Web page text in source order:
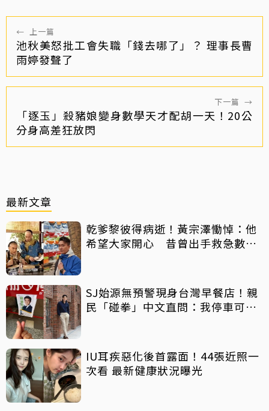
← 上一篇
池秋美怒批工會失職「錢去哪了」？ 理事長曹
雨婷發聲了
下一篇 →
「逐玉」殺豬娘變身數學天才配胡一天！20公
分身高差狂放閃
最新文章
乾爹黎彼得病逝！黃宗澤慟悼：他
希望大家開心 昔曾出手救急數十
SJ始源無預警現身台灣早餐店！親
民「碰拳」中文直問：我停車可以
IU耳疾惡化後首露面！44張近照一
次看 最新健康狀況曝光